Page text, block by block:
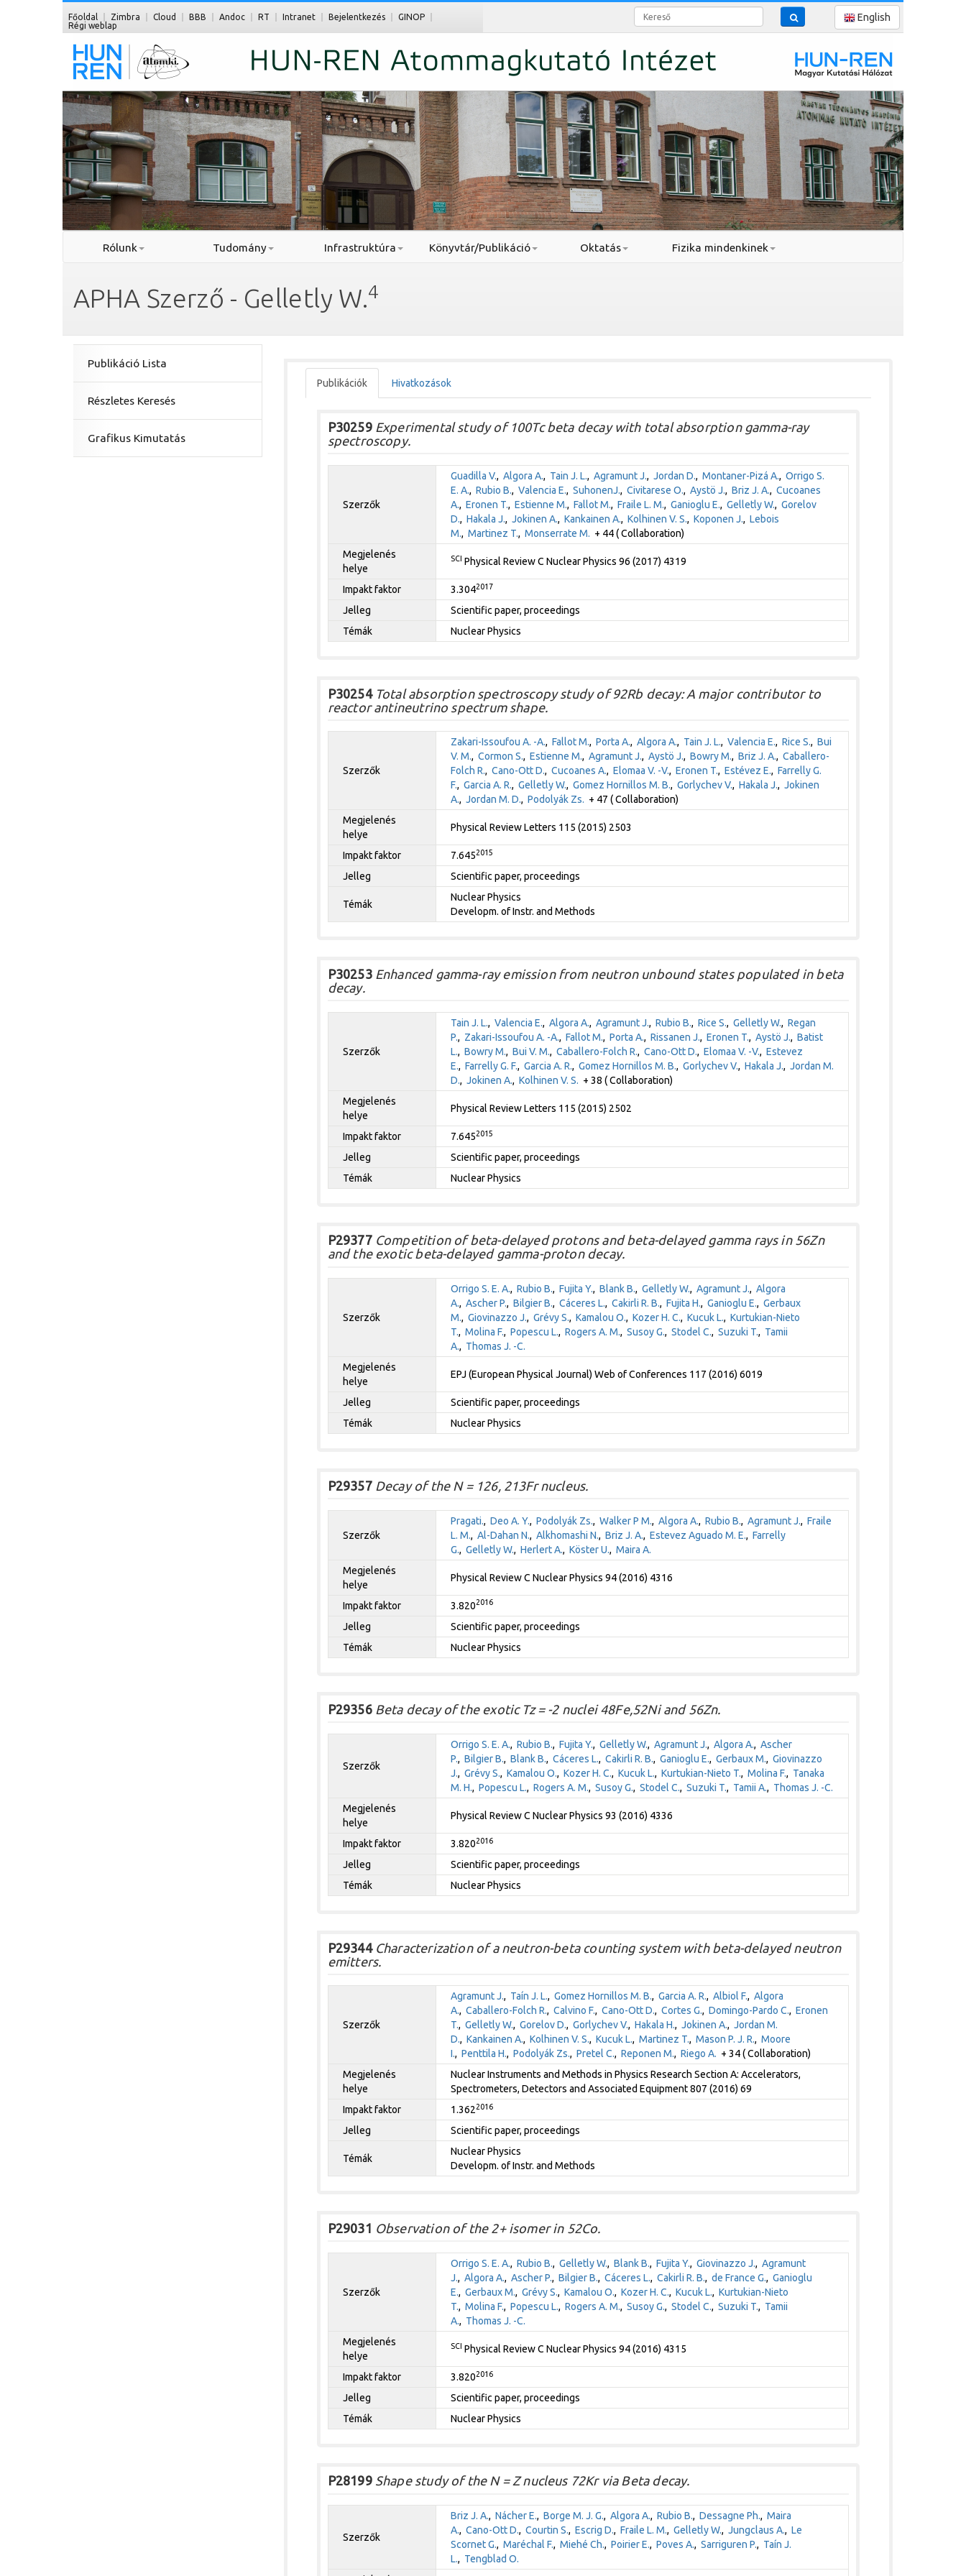
Főoldal Zimbra Cloud BBB Andoc RT Intranet Bejelentkezés
GINOP
Régi weblap
Kereső English
Rólunk Tudomány Infrastruktúra Könyvtár/Publikáció Oktatás Fizika mindenkinek
APHA Szerző - Gelletly W.4
Publikáció Lista
Részletes Keresés
Grafikus Kimutatás
Publikációk Hivatkozások
P30259Experimental study of 100Tc beta decay with total absorption gamma-ray
spectroscopy.
Szerzők
Guadilla V., Algora A., Tain J. L., Agramunt J., Jordan D., Montaner-Pizá A., Orrigo S.
E. A., Rubio B., Valencia E., SuhonenJ., Civitarese O., Aystö J., Briz J. A., Cucoanes
A., Eronen T., Estienne M., Fallot M., Fraile L. M., Ganioglu E., Gelletly W., Gorelov
D., Hakala J., Jokinen A., Kankainen A., Kolhinen V. S., Koponen J., Lebois
M., Martinez T., Monserrate M. + 44 ( Collaboration)
Megjelenés
helye
SCI Physical Review C Nuclear Physics 96 (2017) 4319
Impakt faktor 3.3042017
Jelleg
Scientific paper, proceedings
Témák
Nuclear Physics
P30254Total absorption spectroscopy study of 92Rb decay: A major contributor to
reactor antineutrino spectrum shape.
Szerzők
Zakari-Issoufou A. -A., Fallot M., Porta A., Algora A., Tain J. L., Valencia E., Rice S., Bui
V. M., Cormon S., Estienne M., Agramunt J., Aystö J., Bowry M., Briz J. A., Caballero-
Folch R., Cano-Ott D., Cucoanes A., Elomaa V. -V., Eronen T., Estévez E., Farrelly G.
F., Garcia A. R., Gelletly W., Gomez Hornillos M. B., Gorlychev V., Hakala J., Jokinen
A., Jordan M. D., Podolyák Zs. + 47 ( Collaboration)
Megjelenés
helye
Physical Review Letters 115 (2015) 2503
Impakt faktor 7.6452015
Jelleg Scientific paper, proceedings
Témák
Nuclear Physics
Developm. of Instr. and Methods
P30253Enhanced gamma-ray emission from neutron unbound states populated in beta
decay.
Szerzők
Tain J. L., Valencia E., Algora A., Agramunt J., Rubio B., Rice S., Gelletly W., Regan
P., Zakari-Issoufou A. -A., Fallot M., Porta A., Rissanen J., Eronen T., Aystö J., Batist
L., Bowry M., Bui V. M., Caballero-Folch R., Cano-Ott D., Elomaa V. -V., Estevez
E., Farrelly G. F., Garcia A. R., Gomez Hornillos M. B., Gorlychev V., Hakala J., Jordan M.
D., Jokinen A., Kolhinen V. S. + 38 ( Collaboration)
Megjelenés
helye
Physical Review Letters 115 (2015) 2502
Impakt faktor 7.6452015
Jelleg
Scientific paper, proceedings
Témák
Nuclear Physics
P29377Competition of beta-delayed protons and beta-delayed gamma rays in 56Zn
and the exotic beta-delayed gamma-proton decay.
Szerzők
Orrigo S. E. A., Rubio B., Fujita Y., Blank B., Gelletly W., Agramunt J., Algora
A., Ascher P., Bilgier B., Cáceres L., Cakirli R. B., Fujita H., Ganioglu E., Gerbaux
M., Giovinazzo J., Grévy S., Kamalou O., Kozer H. C., Kucuk L., Kurtukian-Nieto
T., Molina F., Popescu L., Rogers A. M., Susoy G., Stodel C., Suzuki T., Tamii
A., Thomas J. -C.
Megjelenés
helye
EPJ (European Physical Journal) Web of Conferences 117 (2016) 6019
Jelleg
Scientific paper, proceedings
Témák
Nuclear Physics
P29357Decay of the N = 126, 213Fr nucleus.
Szerzők
Pragati., Deo A. Y., Podolyák Zs., Walker P M., Algora A., Rubio B., Agramunt J., Fraile
L. M., Al-Dahan N., Alkhomashi N., Briz J. A., Estevez Aguado M. E., Farrelly
G., Gelletly W., Herlert A., Köster U., Maira A.
Megjelenés
helye
Physical Review C Nuclear Physics 94 (2016) 4316
Impakt faktor 3.8202016
Jelleg
Scientific paper, proceedings
Témák
Nuclear Physics
P29356Beta decay of the exotic Tz = -2 nuclei 48Fe,52Ni and 56Zn.
Szerzők
Orrigo S. E. A., Rubio B., Fujita Y., Gelletly W., Agramunt J., Algora A., Ascher
P., Bilgier B., Blank B., Cáceres L., Cakirli R. B., Ganioglu E., Gerbaux M., Giovinazzo
J., Grévy S., Kamalou O., Kozer H. C., Kucuk L., Kurtukian-Nieto T., Molina F., Tanaka
M. H., Popescu L., Rogers A. M., Susoy G., Stodel C., Suzuki T., Tamii A., Thomas J. -C.
Megjelenés
helye
Physical Review C Nuclear Physics 93 (2016) 4336
Impakt faktor 3.8202016
Jelleg
Scientific paper, proceedings
Témák
Nuclear Physics
P29344Characterization of a neutron-beta counting system with beta-delayed neutron
emitters.
Szerzők
Agramunt J., Taín J. L., Gomez Hornillos M. B., Garcia A. R., Albiol F., Algora
A., Caballero-Folch R., Calvino F., Cano-Ott D., Cortes G., Domingo-Pardo C., Eronen
T., Gelletly W., Gorelov D., Gorlychev V., Hakala H., Jokinen A., Jordan M.
D., Kankainen A., Kolhinen V. S., Kucuk L., Martinez T., Mason P. J. R., Moore
I., Penttila H., Podolyák Zs., Pretel C., Reponen M., Riego A. + 34 ( Collaboration)
Megjelenés
helye
Nuclear Instruments and Methods in Physics Research Section A: Accelerators,
Spectrometers, Detectors and Associated Equipment 807 (2016) 69
Impakt faktor
1.3622016
Jelleg Scientific paper, proceedings
Témák
Nuclear Physics
Developm. of Instr. and Methods
P29031 Observation of the 2+ isomer in 52Co.
Szerzők
Orrigo S. E. A., Rubio B., Gelletly W., Blank B., Fujita Y., Giovinazzo J., Agramunt
J., Algora A., Ascher P., Bilgier B., Cáceres L., Cakirli R. B., de France G., Ganioglu
E., Gerbaux M., Grévy S., Kamalou O., Kozer H. C., Kucuk L., Kurtukian-Nieto
T., Molina F., Popescu L., Rogers A. M., Susoy G., Stodel C., Suzuki T., Tamii
A., Thomas J. -C.
Megjelenés
helye
SCI Physical Review C Nuclear Physics 94 (2016) 4315
Impakt faktor 3.8202016
Jelleg
Scientific paper, proceedings
Témák
Nuclear Physics
P28199Shape study of the N = Z nucleus 72Kr via Beta decay.
Szerzők
Briz J. A., Nácher E., Borge M. J. G., Algora A., Rubio B., Dessagne Ph., Maira
A., Cano-Ott D., Courtin S., Escrig D., Fraile L. M., Gelletly W., Jungclaus A., Le
Scornet G., Maréchal F., Miehé Ch., Poirier E., Poves A., Sarriguren P., Taín J.
L., Tengblad O.